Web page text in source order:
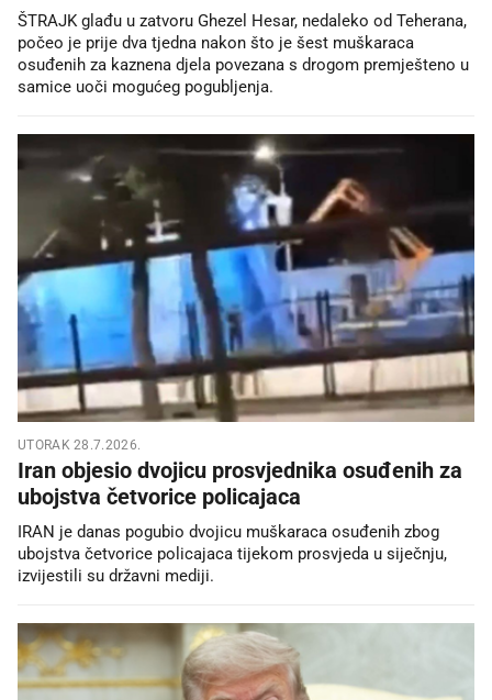
ŠTRAJK glađu u zatvoru Ghezel Hesar, nedaleko od Teherana,
počeo je prije dva tjedna nakon što je šest muškaraca
osuđenih za kaznena djela povezana s drogom premješteno u
samice uoči mogućeg pogubljenja.
UTORAK 28.7.2026.
Iran objesio dvojicu prosvjednika osuđenih za
ubojstva četvorice policajaca
IRAN je danas pogubio dvojicu muškaraca osuđenih zbog
ubojstva četvorice policajaca tijekom prosvjeda u siječnju,
izvijestili su državni mediji.